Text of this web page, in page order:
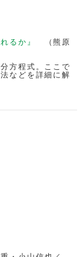
れるか』
（熊原
方程式。ここで
などを詳細に解